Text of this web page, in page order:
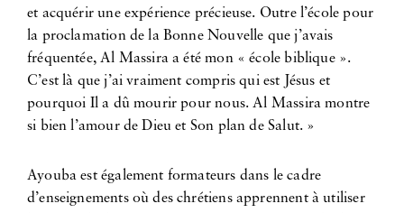
et acquérir une expérience précieuse. Outre l’école pour
la proclamation de la Bonne Nouvelle que j’avais
fréquentée, Al Massira a été mon « école biblique ».
C’est là que j’ai vraiment compris qui est Jésus et
pourquoi Il a dû mourir pour nous. Al Massira montre
si bien l’amour de Dieu et Son plan de Salut. »
Ayouba est également formateurs dans le cadre
d’enseignements où des chrétiens apprennent à utiliser